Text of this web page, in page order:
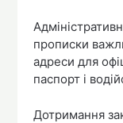
прописки
адреси для
паспорт і
Дотримання